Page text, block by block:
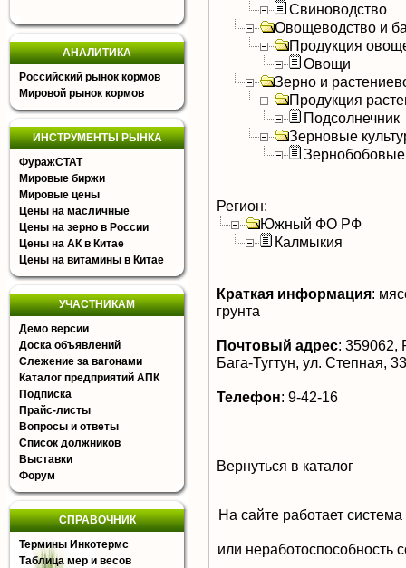
АНАЛИТИКА
Российский рынок кормов
Мировой рынок кормов
ИНСТРУМЕНТЫ РЫНКА
ФуражСТАТ
Мировые биржи
Мировые цены
Цены на масличные
Цены на зерно в России
Цены на АК в Китае
Цены на витамины в Китае
УЧАСТНИКАМ
Демо версии
Доска объявлений
Слежение за вагонами
Каталог предприятий АПК
Подписка
Прайс-листы
Вопросы и ответы
Список должников
Выставки
Форум
СПРАВОЧНИК
Термины Инкотермс
Таблица мер и весов
Свиноводство
Овощеводство и
Продукция
Овощи
Зерно и
Продукция
Подсолнечник
Зерновые
Зернобобовые
Регион:
Южный ФО РФ
Калмыкия
Краткая информация:
грунта
Почтовый адрес: 359062,
Бага-Тугтун, ул. Степная, 33
Телефон: 9-42-16
Вернуться в каталог
На сайте работает
или неработоспособность